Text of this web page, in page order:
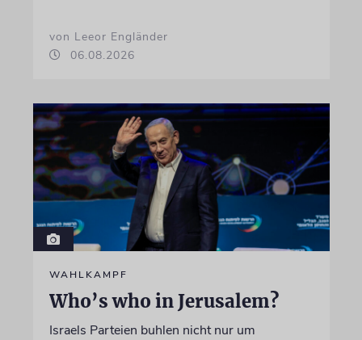
von Leeor Engländer
06.08.2026
WAHLKAMPF
Who’s who in Jerusalem?
Israels Parteien buhlen nicht nur um